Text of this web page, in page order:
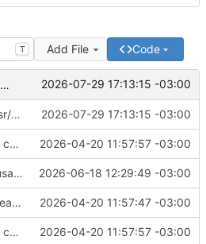
T Add File Code
fix: /usr/sbin/tinc no existe 2026-07-29 17:13:15 -03:00
fix: /usr/sbin/tinc no existe 2026-07-29 17:13:15 -03:00
fix: no correr como root 2026-04-20 11:57:57 -03:00
feat: usar proveedores alternativos de dns 2026-06-18 12:29:49 -03:00
feat: readme 2026-04-20 11:57:47 -03:00
fix: no correr como root 2026-04-20 11:57:57 -03:00